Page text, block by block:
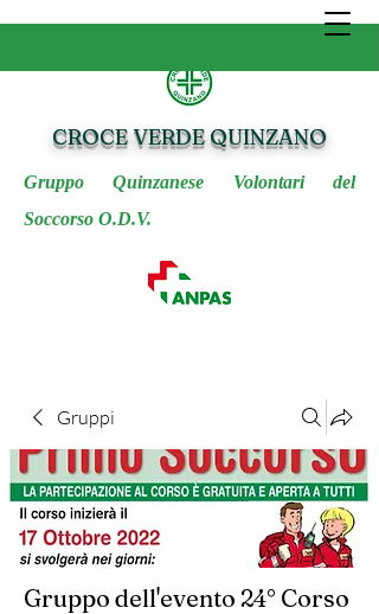
CROCE VERDE QUINZANO
Gruppo Quinzanese Volontari del
Soccorso O.D.V.
Gruppi
Gruppo dell'evento 24° Corso